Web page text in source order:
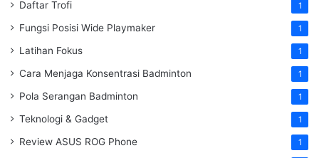
Daftar Trofi 1
Fungsi Posisi Wide Playmaker 1
Latihan Fokus 1
Cara Menjaga Konsentrasi Badminton 1
Pola Serangan Badminton 1
Teknologi & Gadget 1
Review ASUS ROG Phone 1